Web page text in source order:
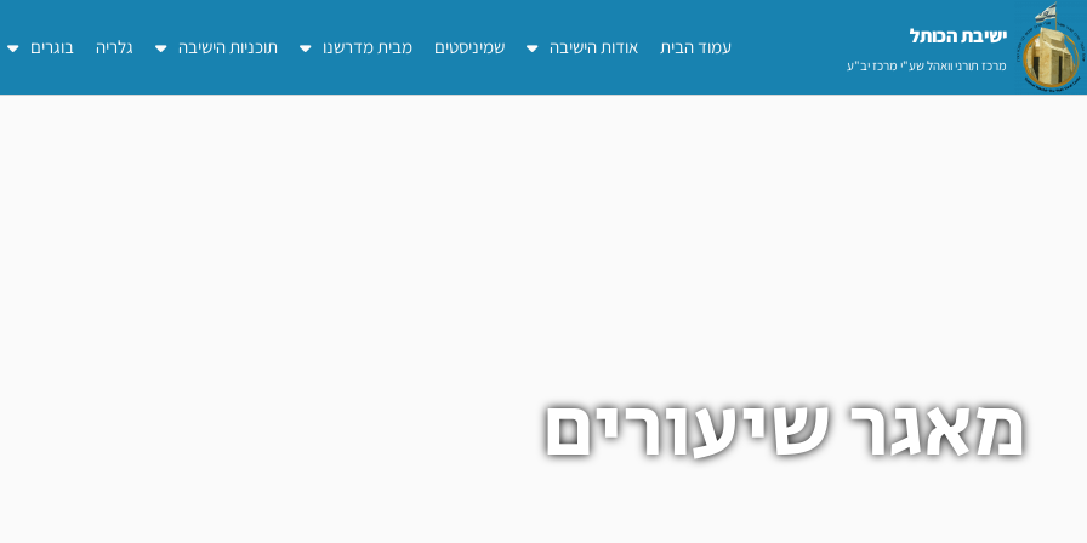
דילוג
לתוכן
ישיבת הכותל​
מרכז תורני וואהל שע"י מרכז יב"ע
עמוד הבית אודות הישיבה שמיניסטים מבית מדרשנו תוכניות הישיבה גלריה בוגרים
מאגר שיעורים